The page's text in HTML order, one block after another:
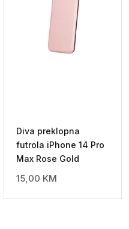
Diva preklopna
futrola iPhone 14 Pro
Max Rose Gold
15,00 KM